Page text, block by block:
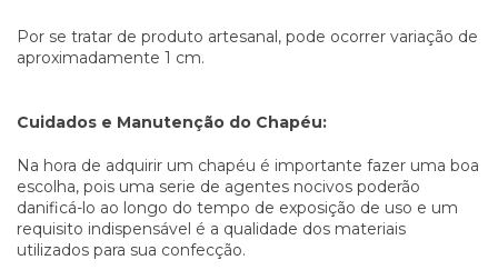
Por se tratar de produto artesanal, pode ocorrer variação de
aproximadamente 1 cm.
Cuidados e Manutenção do Chapéu:
Na hora de adquirir um chapéu é importante fazer uma boa
escolha, pois uma serie de agentes nocivos poderão
danificá-lo ao longo do tempo de exposição de uso e um
requisito indispensável é a qualidade dos materiais
utilizados para sua confecção.